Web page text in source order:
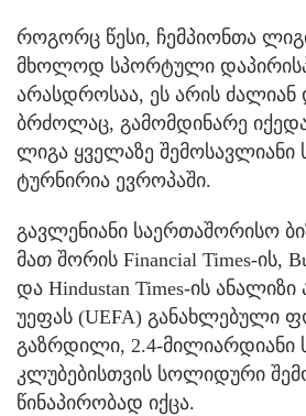
როგორც წესი, ჩემპიონთა
მხოლოდ სპორტული
არასდროსაა, ეს არის ძალიან
ბრძოლაც, გამომდინარე
ლიგა ყველაზე შემოსავლიანი
ტურნირია ევროპაში.
გავლენიანი საერთაშორისო
მათ შორის Financial Times-ის,
და Hindustan Times-ის ანალიზი
უეფას (UEFA) განახლებული
გაზრდილი, 2.4-მილიარდიანი
კლუბებისთვის სოლიდური
წინაპირობად იქცა.